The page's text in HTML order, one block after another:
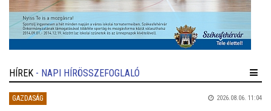
HÍREK - NAPI HÍRÖSSZEFOGLALÓ
GAZDASÁG 2026.08.06. 11:04